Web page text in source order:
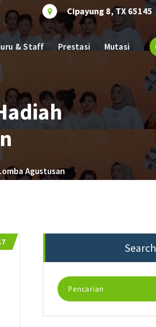
Cipayung 8, TX 65145
& Staff Prestasi Mutasi
Agustusan
Search
Pencarian
untuk: